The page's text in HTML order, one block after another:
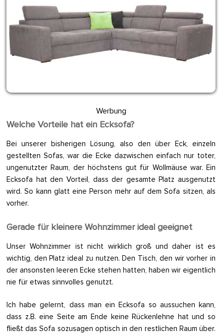
Werbung
Welche Vorteile hat ein Ecksofa?
Bei unserer bisherigen Lösung, also den über Eck, einzeln
gestellten Sofas, war die Ecke dazwischen einfach nur toter,
ungenutzter Raum, der höchstens gut für Wollmäuse war. Ein
Ecksofa hat den Vorteil, dass der gesamte Platz ausgenutzt
wird. So kann glatt eine Person mehr auf dem Sofa sitzen, als
vorher.
Gerade für kleinere Wohnzimmer ideal geeignet
Unser Wohnzimmer ist nicht wirklich groß und daher ist es
wichtig, den Platz ideal zu nutzen. Den Tisch, den wir vorher in
der ansonsten leeren Ecke stehen hatten, haben wir eigentlich
nie für etwas sinnvolles genutzt.
Ich habe gelernt, dass man ein Ecksofa so aussuchen kann,
dass z.B. eine Seite am Ende keine Rückenlehne hat und so
fließt das Sofa sozusagen optisch in den restlichen Raum über.